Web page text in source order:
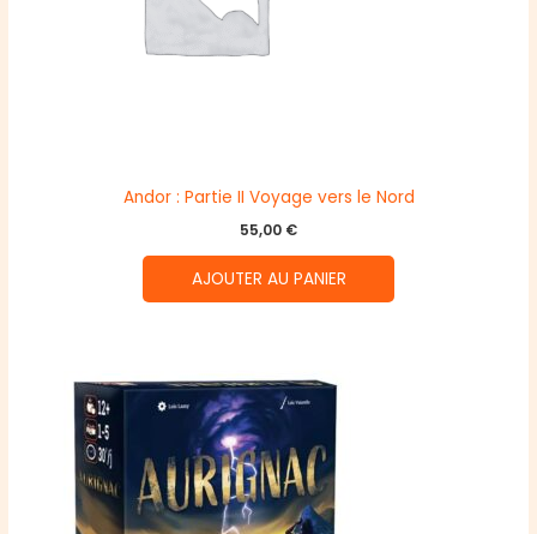
Andor : Partie II Voyage vers le Nord
55,00 €
AJOUTER AU PANIER